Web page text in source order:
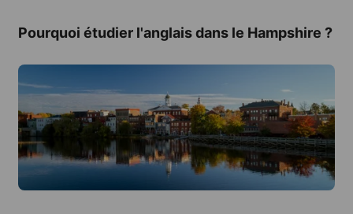
Pourquoi étudier l'anglais dans le Hampshire ?